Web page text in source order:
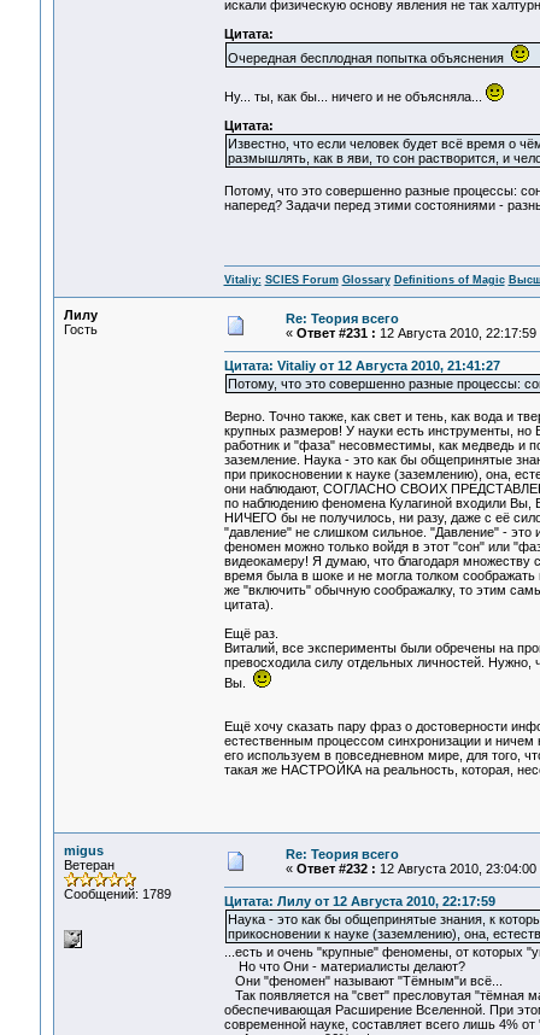
искали физическую основу явления не так
Цитата:
Очередная бесплодная попытка объяснения
Ну... ты, как бы... ничего и не объясняла...
Цитата:
Известно, что если человек будет всё время о
размышлять, как в яви, то сон растворится, и
Потому, что это совершенно разные процессы:
наперед? Задачи перед этими состояниями -
Vitaliy: SCIES Forum Glossary Definitions of Magic
Лилу
Гость
Re: Теория всего
« Ответ #231 : 12 Августа 2010, 22:17:59
Цитата: Vitaliy от 12 Августа 2010, 21:41:27
Потому, что это совершенно разные процессы:
Верно. Точно также, как свет и тень, как вода и
крупных размеров! У науки есть инструменты,
работник и "фаза" несовместимы, как медведь и
заземление. Наука - это как бы общепринятые
при прикосновении к науке (заземлению), она,
они наблюдают, СОГЛАСНО СВОИХ
по наблюдению феномена Кулагиной входили Вы,
НИЧЕГО бы не получилось, ни разу, даже с её
"давление" не слишком сильное. "Давление" - это
феномен можно только войдя в этот "сон" или
видеокамеру! Я думаю, что благодаря
время была в шоке и не могла толком
же "включить" обычную соображалку, то этим
цитата).
Ещё раз.
Виталий, все эксперименты были обречены на
превосходила силу отдельных личностей.
Вы.
Ещё хочу сказать пару фраз о достоверности
естественным процессом синхронизации и ничем
его используем в повседневном мире, для того,
такая же НАСТРОЙКА на реальность, которая,
migus
Ветеран
Сообщений: 1789
Re: Теория всего
« Ответ #232 : 12 Августа 2010, 23:04:00
Цитата: Лилу от 12 Августа 2010, 22:17:59
Наука - это как бы общепринятые знания, к
прикосновении к науке (заземлению), она,
...есть и очень "крупные" феномены, от которых
Но что Они - материалисты делают?
Они "феномен" называют "Тёмным"и всё...
Так появляется на "свет" пресловутая "тёмная
обеспечивающая Расширение Вселенной. При
современной науке, составляет всего лишь 4%